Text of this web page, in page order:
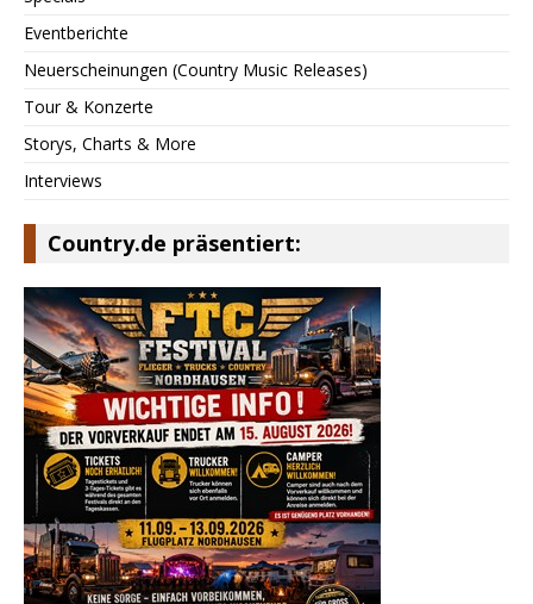
Eventberichte
Neuerscheinungen (Country Music Releases)
Tour & Konzerte
Storys, Charts & More
Interviews
Country.de präsentiert: